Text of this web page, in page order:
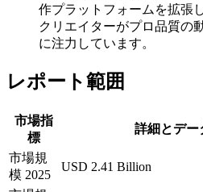
作プラットフォームを拡張
クリエイターがプロ品質の
に注力しています。
レポート範囲
市場指
標
詳細とデー
市場規
模 2025
USD 2.41 Billion